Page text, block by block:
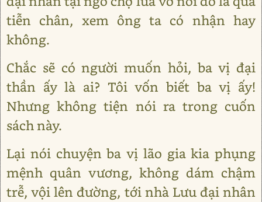
tiễn chân, xem ông ta có nhận hay
không.
Chắc sẽ có người muốn hỏi, ba vị đại
thần ấy là ai? Tôi vốn biết ba vị ấy!
Nhưng không tiện nói ra trong cuốn
sách này.
Lại nói chuyện ba vị lão gia kia phụng
mệnh quân vương, không dám chậm
trễ, vội lên đường, tới nhà Lưu đại nhân